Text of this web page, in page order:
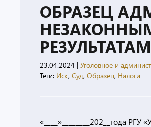
ОБРАЗЕЦ
23.04.2024 | Уголовное и
Теги: Иск, Суд, Образец, Налоги
«____»________202__года РГУ